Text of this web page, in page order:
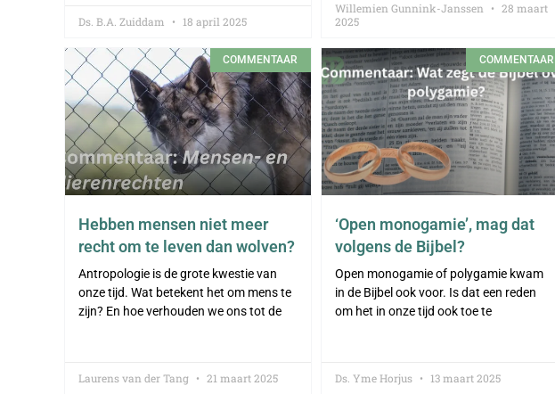
Ds. B.A. Zuiddam 18 april 2025
Willemien Gunnink-Janssen
28 maart
2025
COMMENTAAR
Hebben mensen niet meer
recht om te leven dan wolven?
Antropologie is de grote kwestie van
onze tijd. Wat betekent het om mens te
zijn? En hoe verhouden we ons tot de
Laurens van der Tang 21 maart 2025
COMMENTAAR
‘Open monogamie’, mag dat
volgens de Bijbel?
Open monogamie of polygamie kwam
in de Bijbel ook voor. Is dat een reden
om het in onze tijd ook toe te
Ds. Yme Horjus 13 maart 2025